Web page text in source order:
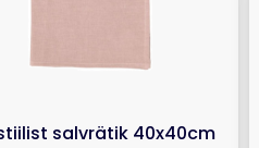
salvrätik 40x40cm